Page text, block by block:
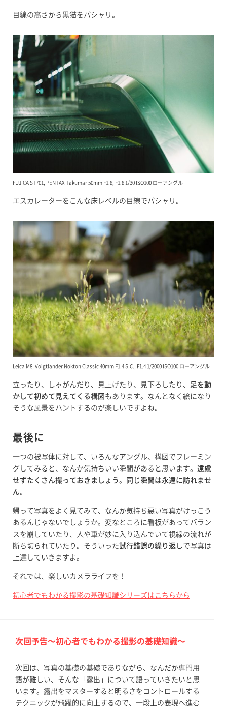
目線の高さから黒猫をパシャリ。
FUJICA ST701, PENTAX Takumar 50mm F1.8, F1.8 1/30 ISO100 ローアングル
エスカレーターをこんな床レベルの目線でパシャリ。
Leica M8, Voigtlander Nokton Classic 40mm F1.4 S.C., F1.4 1/2000 ISO100 ローアングル
立ったり、しゃがんだり、見上げたり、見下ろしたり、
足を動
かして初めて見えてくる構図 もあります。なんとなく絵になり
そうな風景をハントするのが楽しいですよね。
最後に
一つの被写体に対して、いろんなアングル、構図でフレーミン
グしてみると、なんか気持ちいい瞬間があると思います。 遠慮
せずたくさん撮っておきましょう 。
同じ瞬間は永遠に訪れませ
ん。
帰って写真をよく見てみて、なんか気持ち悪い写真がけっこう
あるんじゃないでしょうか。変なところに看板があってバラン
スを崩していたり、人や車が妙に入り込んでいて視線の流れが
断ち切られていたり。そういった試行錯誤の繰り返しで写真は
上達していきますよ。
それでは、楽しいカメラライフを！
初心者でもわかる撮影の基礎知識シリーズはこちらから
次回予告〜初心者でもわかる撮影の基礎知識〜
次回は、写真の基礎の基礎でありながら、なんだか専門用
語が難しい、そんな「露出」について語っていきたいと思
います。露出をマスターすると明るさをコントロールする
テクニックが飛躍的に向上するので、一段上の表現へ進む